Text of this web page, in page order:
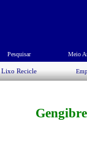
Pesquisar Meio
Lixo Recicle
Gengibre